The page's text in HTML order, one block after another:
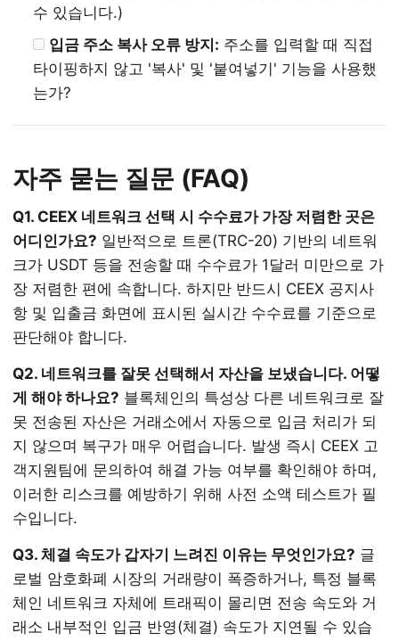
수 있습니다.)
입금 주소 복사 오류 방지: 주소를 입력할 때 직접
타이핑하지 않고 '복사' 및 '붙여넣기' 기능을 사용했
는가?
자주 묻는 질문 (FAQ)
Q1. CEEX 네트워크 선택 시 수수료가 가장 저렴한 곳은
어디인가요? 일반적으로 트론(TRC-20) 기반의 네트워
크가 USDT 등을 전송할 때 수수료가 1달러 미만으로 가
장 저렴한 편에 속합니다. 하지만 반드시 CEEX 공지사
항 및 입출금 화면에 표시된 실시간 수수료를 기준으로
판단해야 합니다.
Q2. 네트워크를 잘못 선택해서 자산을 보냈습니다. 어떻
게 해야 하나요? 블록체인의 특성상 다른 네트워크로 잘
못 전송된 자산은 거래소에서 자동으로 입금 처리가 되
지 않으며 복구가 매우 어렵습니다. 발생 즉시 CEEX 고
객지원팀에 문의하여 해결 가능 여부를 확인해야 하며,
이러한 리스크를 예방하기 위해 사전 소액 테스트가 필
수입니다.
Q3. 체결 속도가 갑자기 느려진 이유는 무엇인가요? 글
로벌 암호화폐 시장의 거래량이 폭증하거나, 특정 블록
체인 네트워크 자체에 트래픽이 몰리면 전송 속도와 거
래소 내부적인 입금 반영(체결) 속도가 지연될 수 있습